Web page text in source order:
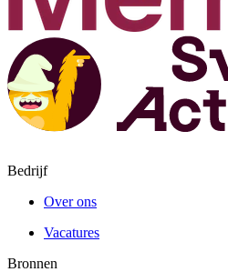
Bedrijf
Over ons
Vacatures
Bronnen